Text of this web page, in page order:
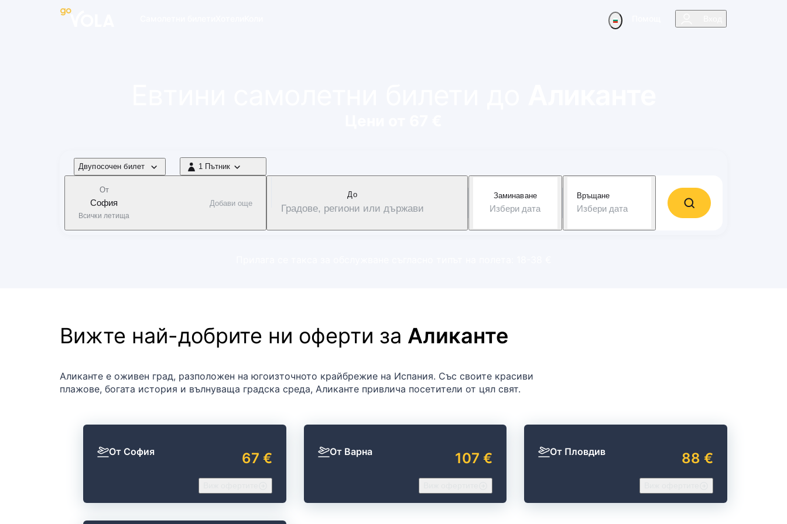
навигацията
Тип полет
Двупосочен билет 1 Пътник
1 Пътник
От
София
Всички летища
Добави още
Дo
Градове, региони или държави
Заминаване
Избери дата
Връщане
Избери дата
Вижте най-добрите ни оферти за Аликанте
Аликанте е оживен град, разположен на югоизточното крайбрежие на Испания. Със своите красиви
плажове, богата история и вълнуваща градска среда, Аликанте привлича посетители от цял свят.
От София 67 € От Варна 107 € От Пловдив 88 €